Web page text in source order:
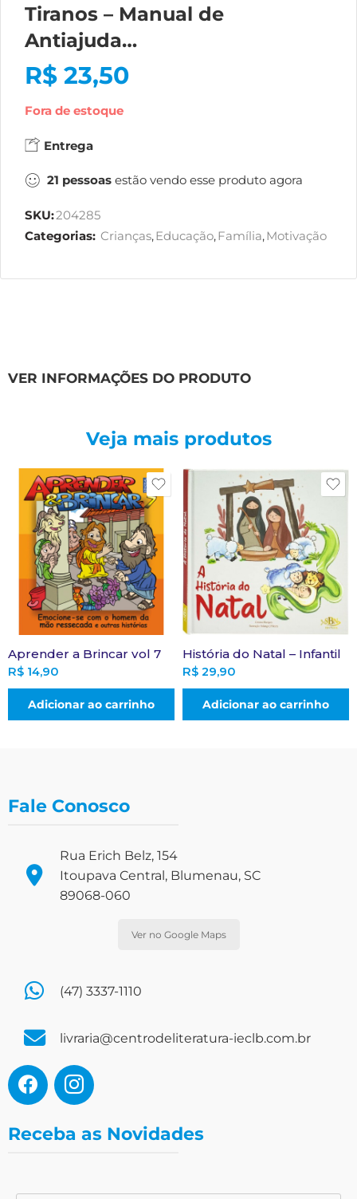
Tiranos – Manual de
Antiajuda…
R$ 23,50
Fora de estoque
Entrega
21 pessoas estão vendo esse produto agora
SKU:204285
Categorias: Crianças,Educação,Família,Motivação
VER INFORMAÇÕES DO PRODUTO
Veja mais produtos
Aprender a Brincar vol 7
R$ 14,90
Adicionar ao carrinho
História do Natal – Infantil
R$ 29,90
Adicionar ao carrinho
Fale Conosco
Rua Erich Belz, 154
Itoupava Central, Blumenau, SC
89068-060
Ver no Google Maps
(47) 3337-1110
livraria@centrodeliteratura-ieclb.com.br
Receba as Novidades